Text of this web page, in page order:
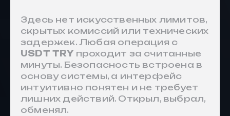
Здесь нет искусственных лимитов,
скрытых комиссий или технических
задержек. Любая операция с
USDT TRY проходит за считанные
минуты. Безопасность встроена в
основу системы, а интерфейс
интуитивно понятен и не требует
лишних действий. Открыл, выбрал,
обменял.